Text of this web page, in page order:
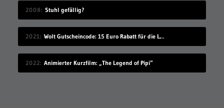
2008 Stuhl gefällig?
2021 Wolt Gutscheincode: 15 Euro Rabatt für die Lieferando-Alternative!
2022 Animierter Kurzfilm: „The Legend of Pipi“